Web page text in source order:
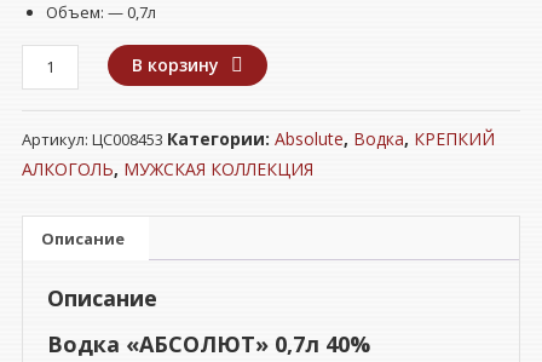
Объем: — 0,7л
Количество
товара
Водка
"АБСОЛЮТ"
0,7л
В корзину
Артикул: ЦС008453 Категории: Absolute, Водка, КРЕПКИЙ
АЛКОГОЛЬ, МУЖСКАЯ КОЛЛЕКЦИЯ
Описание
Описание
Водка «АБСОЛЮТ» 0,7л 40%